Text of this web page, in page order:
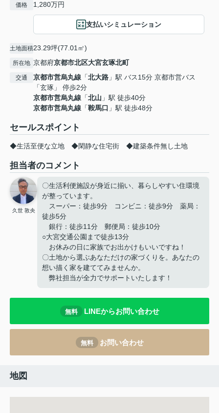
価格 1,280万円
支払いシミュレーション
土地面積23.29坪(77.01㎡)
所在地 京都府京都市北区大宮玄琢北町
交通 京都市営烏丸線 「北大路 」駅 バス15分 京都市営バス
「玄琢」 停歩2分
京都市営烏丸線 「北山 」駅 徒歩40分
京都市営烏丸線 「鞍馬口 」駅 徒歩48分
セールスポイント
◆生活至便な立地 ◆閑静な住宅街 ◆建築条件無し土地
担当者のコメント
久世 敦央
〇生活利便施設が身近に揃い、暮らしやすい住環境
が整っています。
スーパー：徒歩9分 コンビニ：徒歩9分 薬局：
徒歩5分
銀行：徒歩11分 郵便局：徒歩10分
○大宮交通公園まで徒歩13分
お休みの日に家族でお出かけもいいですね！
〇土地から選ぶあなただけの家づくりを。あなたの
想い描く家を建ててみませんか。
弊社担当が全力でサポートいたします！
無料 LINEからお問い合わせ
無料 お問い合わせ
地図